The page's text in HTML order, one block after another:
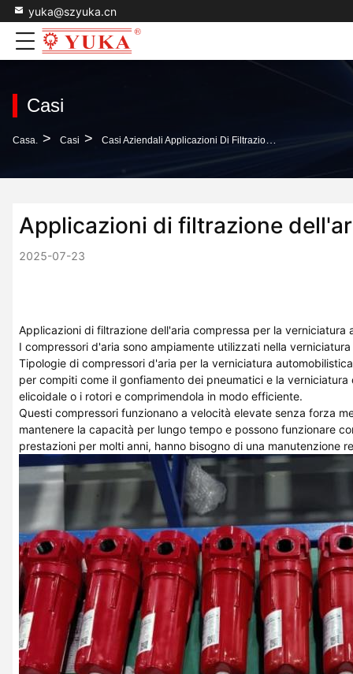
yuka@szyuka.cn
Casi
Casa. > Casi > Casi Aziendali Applicazioni Di Filtrazione Dell'aria Compressa Per La Verniciatura Automobilistica
Applicazioni di filtrazione
2025-07-23
Applicazioni di filtrazione dell'aria compressa per la verniciatura
I compressori d'aria sono ampiamente utilizzati nella
Tipologie di compressori d'aria per la verniciatura automobilistica
per compiti come il gonfiamento dei pneumatici e la
elicoidale o i rotori e comprimendola in modo efficiente.
Questi compressori funzionano a velocità elevate senza forza
mantenere la capacità per lungo tempo e possono funzionare
prestazioni per molti anni, hanno bisogno di una manutenzione